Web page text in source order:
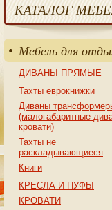
КАТАЛОГ
Мебель для
ДИВАНЫ ПРЯМЫЕ
Тахты еврокнижки
Диваны
(малогабаритные
кровати)
Тахты не
раскладывающиеся
Книги
КРЕСЛА И ПУФЫ
КРОВАТИ